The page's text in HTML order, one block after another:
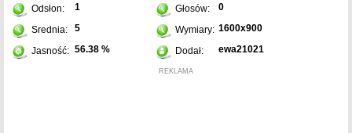
Odsłon: 1 Głosów: 0
Srednia: 5 Wymiary: 1600x900
Jasność: 56.38 % Dodał: ewa21021
REKLAMA